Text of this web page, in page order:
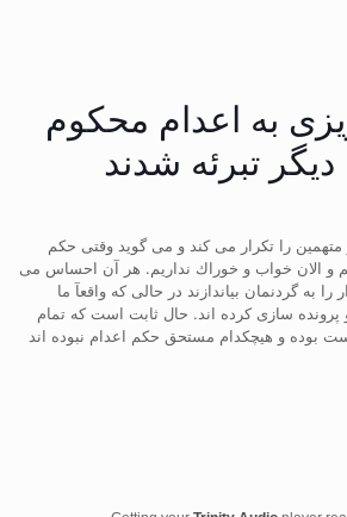
به اعدام محکوم
تبرئه شدند
را تكرار می كند و می گوید وقتی حكم
و الان خواب و خوراك نداریم. هر آن احساس می
به گردنمان بیاندازند در حالی كه واقعآ ما
پرونده سازی كرده اند. حال ثابت است که تمام
بوده و هیچکدام مستحق حکم اعدام نبوده اند